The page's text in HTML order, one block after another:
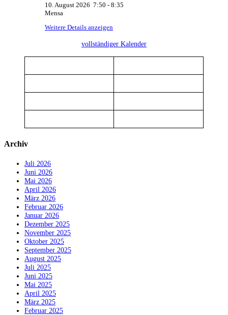
10. August 2026 7:50 - 8:35
Mensa
Weitere Details anzeigen
vollständiger Kalender
Archiv
Juli 2026
Juni 2026
Mai 2026
April 2026
März 2026
Februar 2026
Januar 2026
Dezember 2025
November 2025
Oktober 2025
September 2025
August 2025
Juli 2025
Juni 2025
Mai 2025
April 2025
März 2025
Februar 2025